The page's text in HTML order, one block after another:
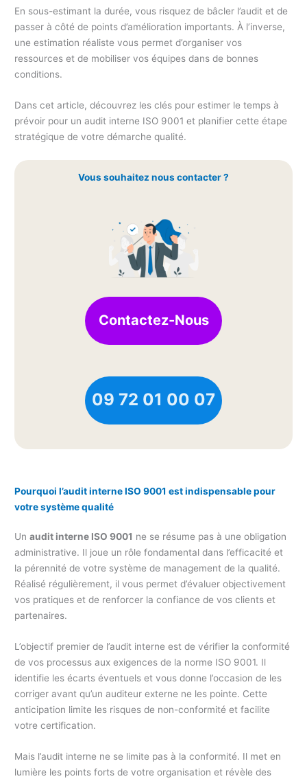
En sous-estimant la durée, vous risquez de bâcler l’audit et de
passer à côté de points d’amélioration importants. À l’inverse,
une estimation réaliste vous permet d’organiser vos
ressources et de mobiliser vos équipes dans de bonnes
conditions.
Dans cet article, découvrez les clés pour estimer le temps à
prévoir pour un audit interne ISO 9001 et planifier cette étape
stratégique de votre démarche qualité.
Vous souhaitez nous contacter ?
Contactez-Nous
09 72 01 00 07
Pourquoi l’audit interne ISO 9001 est indispensable pour
votre système qualité
Unaudit interne ISO 9001 ne se résume pas à une obligation
administrative. Il joue un rôle fondamental dans l’efficacité et
la pérennité de votre système de management de la qualité.
Réalisé régulièrement, il vous permet d’évaluer objectivement
vos pratiques et de renforcer la confiance de vos clients et
partenaires.
L’objectif premier de l’audit interne est de vérifier la conformité
de vos processus aux exigences de la norme ISO 9001. Il
identifie les écarts éventuels et vous donne l’occasion de les
corriger avant qu’un auditeur externe ne les pointe. Cette
anticipation limite les risques de non-conformité et facilite
votre certification.
Mais l’audit interne ne se limite pas à la conformité. Il met en
lumière les points forts de votre organisation et révèle des